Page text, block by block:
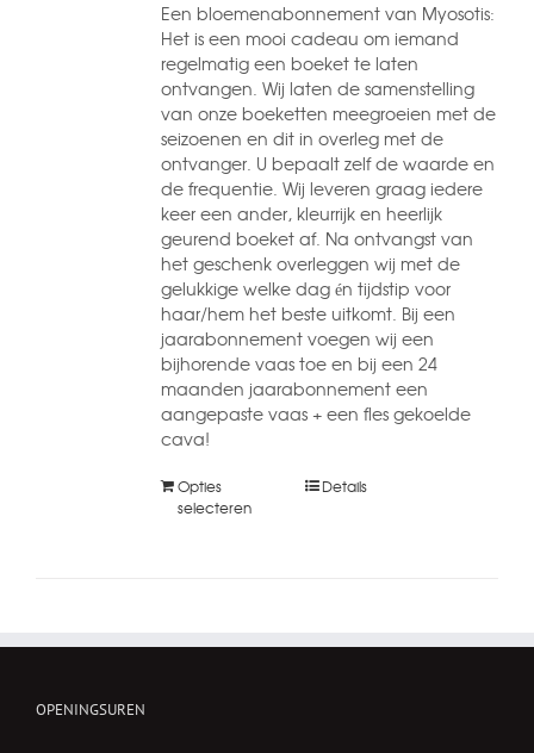
Een bloemenabonnement van Myosotis:
Het is een mooi cadeau om iemand
regelmatig een boeket te laten
ontvangen. Wij laten de samenstelling
van onze boeketten meegroeien met de
seizoenen en dit in overleg met de
ontvanger. U bepaalt zelf de waarde en
de frequentie. Wij leveren graag iedere
keer een ander, kleurrijk en heerlijk
geurend boeket af. Na ontvangst van
het geschenk overleggen wij met de
gelukkige welke dag én tijdstip voor
haar/hem het beste uitkomt. Bij een
jaarabonnement voegen wij een
bijhorende vaas toe en bij een 24
maanden jaarabonnement een
aangepaste vaas + een fles gekoelde
cava!
Opties
selecteren
Details
OPENINGSUREN